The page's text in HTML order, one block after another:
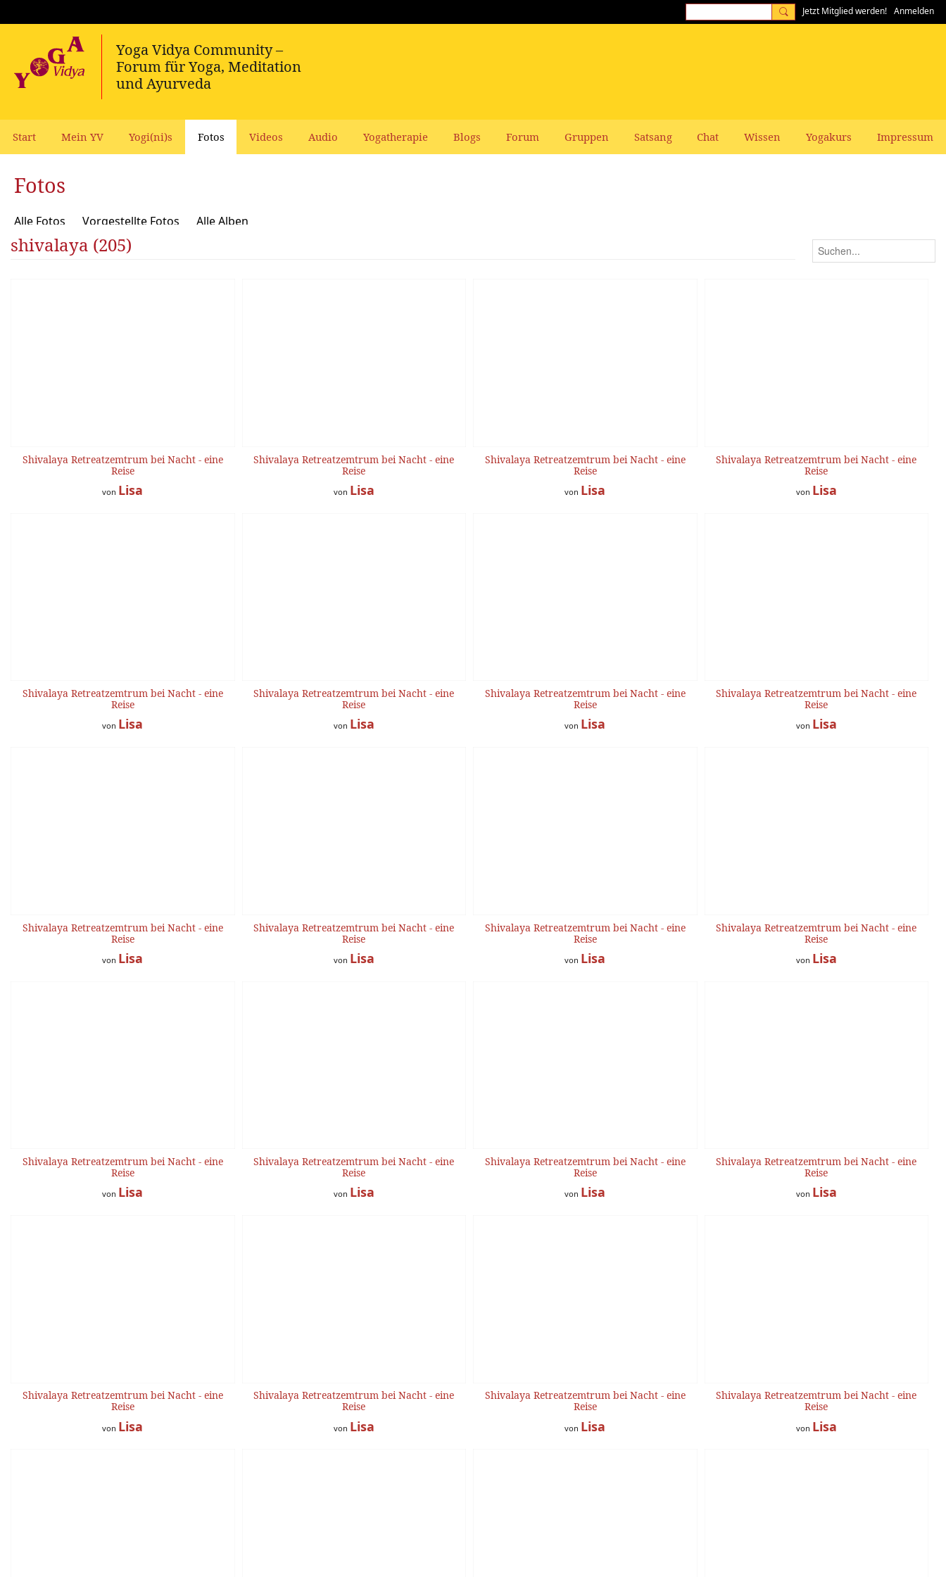
Jetzt Mitglied werden! Anmelden
Start Mein YV Yogi(ni)s Fotos Videos Audio Yogatherapie Blogs Forum Gruppen Satsang Chat Wissen Yogakurs Impressum
Fotos
Alle Fotos Vorgestellte Fotos Alle Alben
shivalaya (205)
Shivalaya Retreatzemtrum bei Nacht - eine
Reise
von Lisa
Shivalaya Retreatzemtrum bei Nacht - eine
Reise
von Lisa
Shivalaya Retreatzemtrum bei Nacht - eine
Reise
von Lisa
Shivalaya Retreatzemtrum bei Nacht - eine
Reise
von Lisa
Shivalaya Retreatzemtrum bei Nacht - eine
Reise
von Lisa
Shivalaya Retreatzemtrum bei Nacht - eine
Reise
von Lisa
Shivalaya Retreatzemtrum bei Nacht - eine
Reise
von Lisa
Shivalaya Retreatzemtrum bei Nacht - eine
Reise
von Lisa
Shivalaya Retreatzemtrum bei Nacht - eine
Reise
von Lisa
Shivalaya Retreatzemtrum bei Nacht - eine
Reise
von Lisa
Shivalaya Retreatzemtrum bei Nacht - eine
Reise
von Lisa
Shivalaya Retreatzemtrum bei Nacht - eine
Reise
von Lisa
Shivalaya Retreatzemtrum bei Nacht - eine
Reise
von Lisa
Shivalaya Retreatzemtrum bei Nacht - eine
Reise
von Lisa
Shivalaya Retreatzemtrum bei Nacht - eine
Reise
von Lisa
Shivalaya Retreatzemtrum bei Nacht - eine
Reise
von Lisa
Shivalaya Retreatzemtrum bei Nacht - eine
Reise
von Lisa
Shivalaya Retreatzemtrum bei Nacht - eine
Reise
von Lisa
Shivalaya Retreatzemtrum bei Nacht - eine
Reise
von Lisa
Shivalaya Retreatzemtrum bei Nacht - eine
Reise
von Lisa